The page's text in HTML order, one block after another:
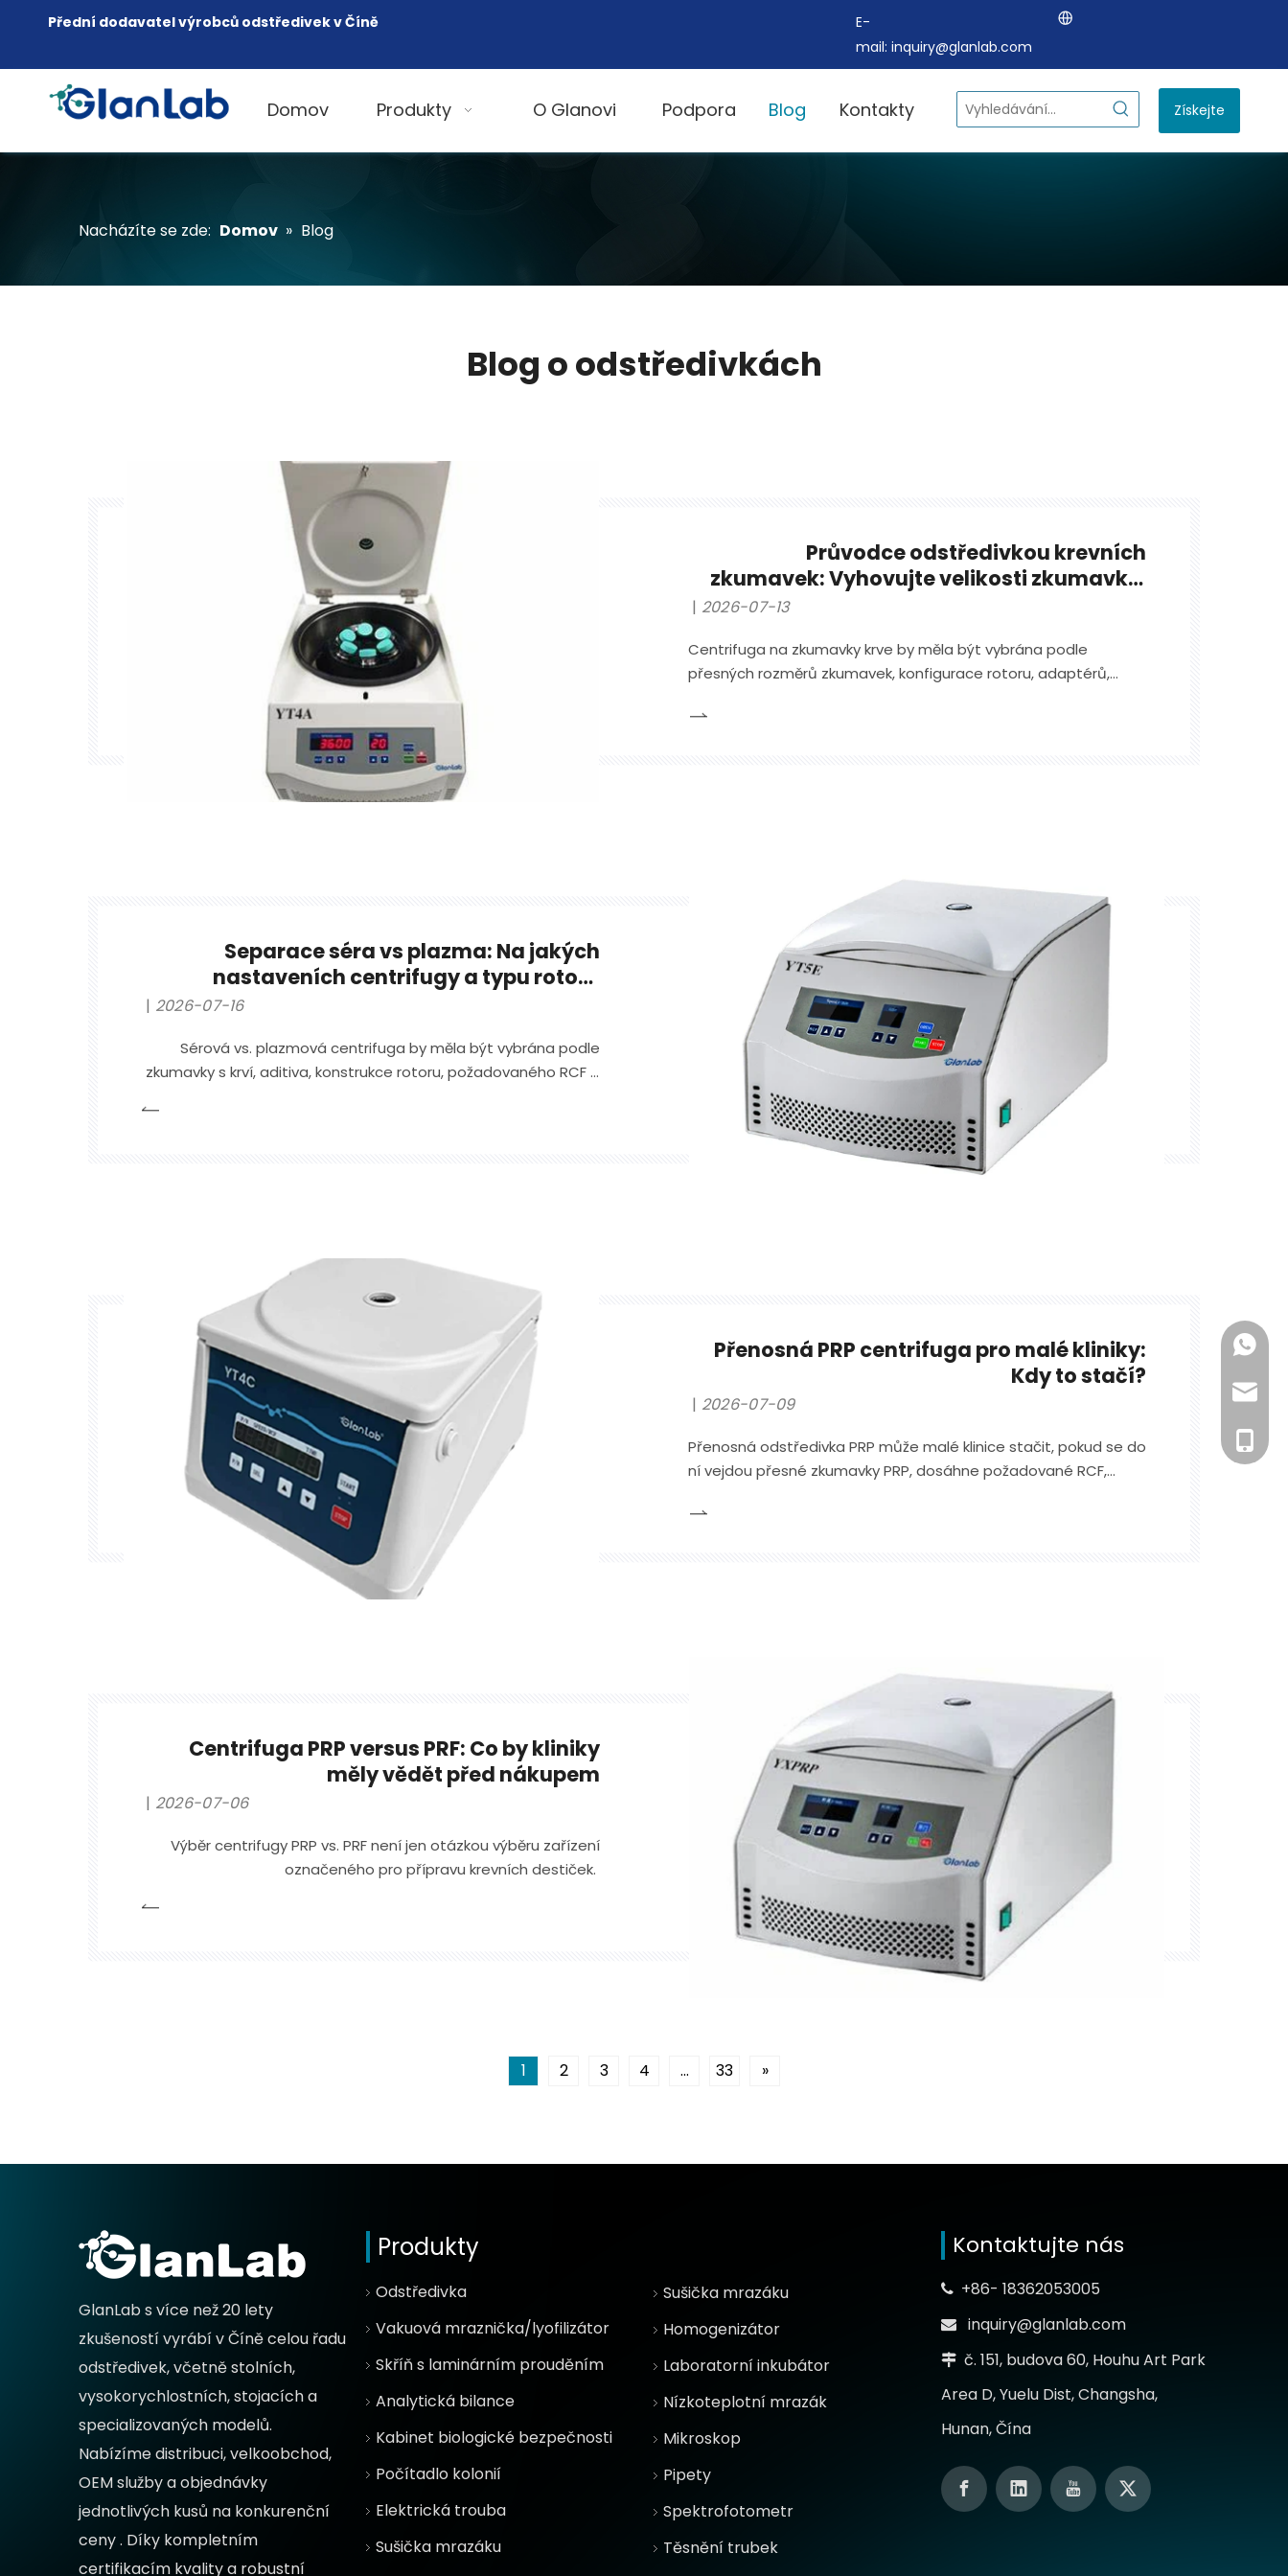
Přední dodavatel výrobců odstředivek v Číně
E-
mail: inquiry@glanlab.com
Domov Produkty O Glanovi Podpora Blog Kontakty Získejte
cenovou
Nacházíte se zde: Domov » Blog
Blog o odstředivkách
Průvodce odstředivkou krevních
zkumavek: Vyhovujte velikosti zkumavky,
2026-07-13
Centrifuga na zkumavky krve by měla být vybrána podle
přesných rozměrů zkumavek, konfigurace rotoru, adaptérů,
Separace séra vs plazma: Na jakých
nastaveních centrifugy a typu rotoru
2026-07-16
Sérová vs. plazmová centrifuga by měla být vybrána podle
zkumavky s krví, aditiva, konstrukce rotoru, požadovaného RCF a
Přenosná PRP centrifuga pro malé kliniky:
Kdy to stačí?
2026-07-09
Přenosná odstředivka PRP může malé klinice stačit, pokud se do
ní vejdou přesné zkumavky PRP, dosáhne požadované RCF,
fungovat v dostupném prostoru.
Centrifuga PRP versus PRF: Co by kliniky
měly vědět před nákupem
2026-07-06
Výběr centrifugy PRP vs. PRF není jen otázkou výběru zařízení
označeného pro přípravu krevních destiček.
1 2 3 4 ... 33 »
GlanLab s více než 20 lety
zkušeností vyrábí v Číně celou řadu
odstředivek, včetně stolních,
vysokorychlostních, stojacích a
specializovaných modelů.
Nabízíme distribuci, velkoobchod,
OEM služby a objednávky
jednotlivých kusů na konkurenční
ceny. Díky kompletním
certifikacím kvality a robustní
Produkty
Odstředivka
Vakuová mraznička/lyofilizátor
Skříň s laminárním prouděním
Analytická bilance
Kabinet biologické bezpečnosti
Počítadlo kolonií
Elektrická trouba
Sušička mrazáku
Sušička mrazáku
Homogenizátor
Laboratorní inkubátor
Nízkoteplotní mrazák
Mikroskop
Pipety
Spektrofotometr
Těsnění trubek
Kontaktujte nás
 +86- 18362053005
 inquiry@glanlab.com
 č. 151, budova 60, Houhu Art Park
Area D, Yuelu Dist, Changsha,
Hunan, Čína
+86-
+86-